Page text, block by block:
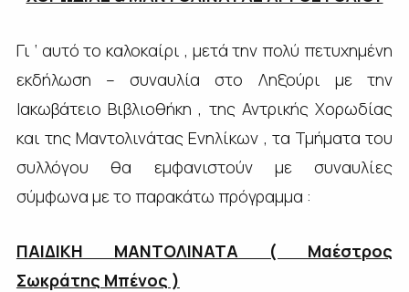
Γι ‘ αυτό το καλοκαίρι , μετά την πολύ πετυχημένη
εκδήλωση – συναυλία στο Ληξούρι με την
Ιακωβάτειο Βιβλιοθήκη , της Αντρικής Χορωδίας
και της Μαντολινάτας Ενηλίκων , τα Τμήματα του
συλλόγου θα εμφανιστούν με συναυλίες
σύμφωνα με το παρακάτω πρόγραμμα :
ΠΑΙΔΙΚΗ ΜΑΝΤΟΛΙΝΑΤΑ ( Μαέστρος
Σωκράτης Μπένος )